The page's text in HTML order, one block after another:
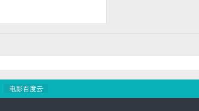
电影百度云